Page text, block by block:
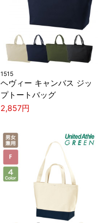
1515
ヘヴィー キャンバス ジッ
プトートバッグ
2,857円